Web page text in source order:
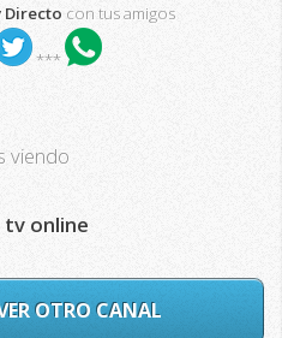
con tus amigos
***
viendo
tv online
OTRO CANAL